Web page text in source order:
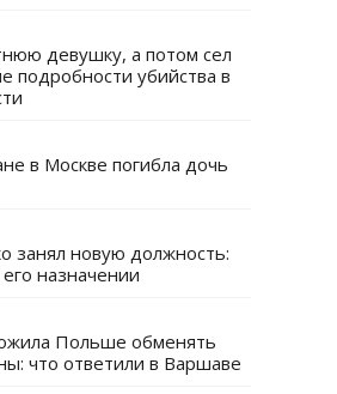
девушку, а потом сел
подробности убийства в
в Москве погибла дочь
занял новую должность:
назначении
Польше обменять
что ответили в Варшаве